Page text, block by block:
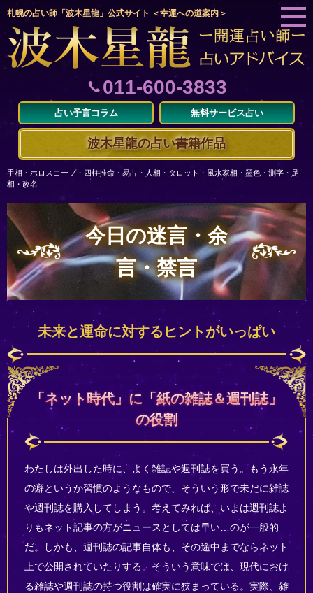
札幌の占い師「波木星龍」公式サイト ＜幸運への道案内＞
011-600-3833
占い予言コラム 無料サービス占い
波木星龍の占い書籍作品
手相・ホロスコープ・四柱推命・易占・人相・タロット・風水家相・墨色・測字・足
相・改名
今日の迷言・余
言・禁言
未来と運命に対するヒントがいっぱい
「ネット時代」に「紙の雑誌＆週刊誌」
の役割
わたしは外出した時に、よく雑誌や週刊誌を買う。もう永年
の癖というか習慣のようなもので、そういう形で未だに雑誌
や週刊誌を購入してしまう。考えてみれば、いまは週刊誌よ
りもネット記事の方がニュースとしては早い…のが一般的
だ。しかも、週刊誌の記事自体も、その途中までならネット
上で公開されていたりする。そういう意味では、現代におけ
る雑誌や週刊誌の持つ役割は確実に狭まっている。実際、雑